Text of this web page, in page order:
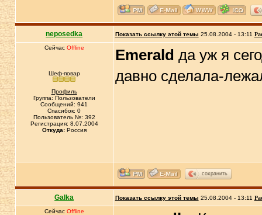
neposedka Показать ссылку этой темы 25.08.2004 - 13:11
Сейчас Offline
Шеф-повар
Профиль
Группа: Пользователи
Сообщений: 941
Спасибок: 0
Пользователь №: 392
Регистрация: 8.07.2004
Откуда:Россия
Emerald да уж я
давно сделала-
сохранить
Galka Показать ссылку этой темы 25.08.2004 - 13:11
Сейчас Offline